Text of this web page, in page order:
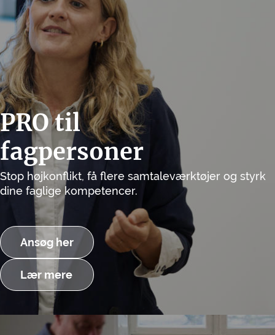
PRO til
fagpersoner
Stop højkonflikt, få flere samtaleværktøjer og styrk
dine faglige kompetencer.
Ansøg her
Lær mere